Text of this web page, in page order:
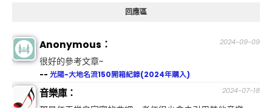
回應區
2024-09-09
Anonymous：
很好的參考文章~
-- 光陽-大地名流150開箱紀錄(2024年購入)
2024-07-18
音樂庫：